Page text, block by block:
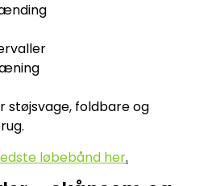
støjsvage, foldbare og
løbebånd her.